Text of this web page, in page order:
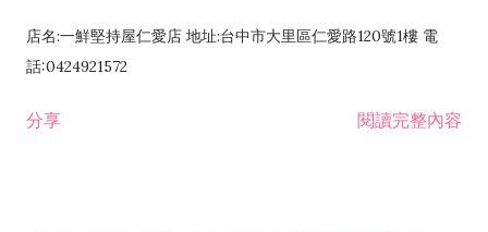
店名:一鮮堅持屋仁愛店 地址:台中市大里區仁愛路120號1樓 電
話:0424921572
分享 閱讀完整內容